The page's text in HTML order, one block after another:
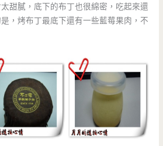
甜膩，底下的布丁也很綿密，吃起來還
，烤布丁最底下還有一些藍莓果肉，不